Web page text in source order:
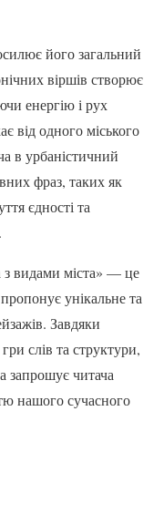
його загальний
віршів створює
енергію і рух
від одного міського
в урбаністичний
фраз, таких як
єдності та
з видами міста» — це
унікальне та
Завдяки
слів та структури,
запрошує читача
нашого сучасного